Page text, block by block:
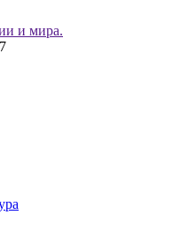
и мира.